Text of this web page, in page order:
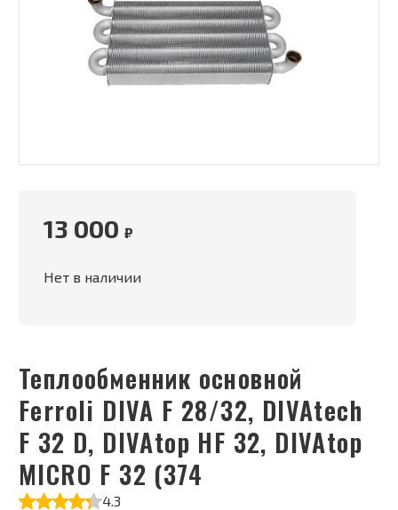
Теплообменник основной
Ferroli DIVA F 28/32, DIVAtech
F 32 D, DIVAtop HF 32, DIVAtop
MICRO F 32 (374
4.3
13 000 ₽
Нет в наличии